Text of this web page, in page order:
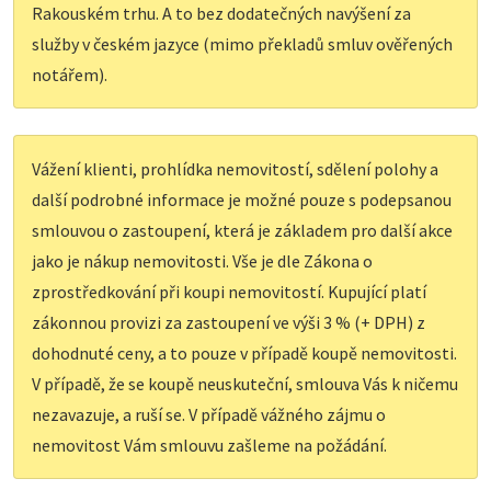
Rakouském trhu. A to bez dodatečných navýšení za
služby v českém jazyce (mimo překladů smluv ověřených
notářem).
Vážení klienti, prohlídka nemovitostí, sdělení polohy a
další podrobné informace je možné pouze s podepsanou
smlouvou o zastoupení, která je základem pro další akce
jako je nákup nemovitosti. Vše je dle Zákona o
zprostředkování při koupi nemovitostí. Kupující platí
zákonnou provizi za zastoupení ve výši 3 % (+ DPH) z
dohodnuté ceny, a to pouze v případě koupě nemovitosti.
V případě, že se koupě neuskuteční, smlouva Vás k ničemu
nezavazuje, a ruší se. V případě vážného zájmu o
nemovitost Vám smlouvu zašleme na požádání.